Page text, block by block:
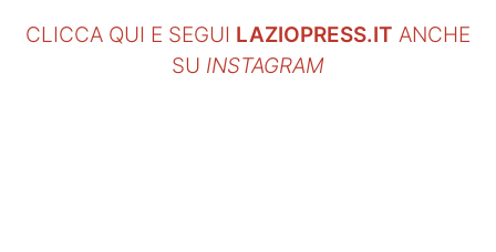
CLICCA QUI E SEGUI LAZIOPRESS.IT ANCHE
SU INSTAGRAM